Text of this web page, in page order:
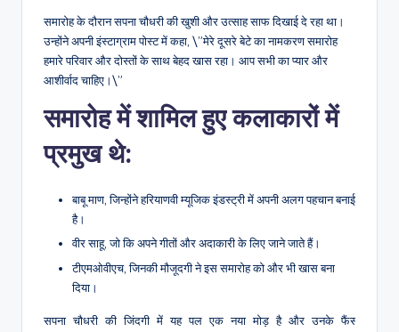
समारोह के दौरान सपना चौधरी की खुशी और उत्साह साफ दिखाई दे रहा था।
उन्होंने अपनी इंस्टाग्राम पोस्ट में कहा, \”मेरे दूसरे बेटे का नामकरण समारोह
हमारे परिवार और दोस्तों के साथ बेहद खास रहा। आप सभी का प्यार और
आशीर्वाद चाहिए।\”
समारोह में शामिल हुए कलाकारों में
प्रमुख थे:
बाबू माण, जिन्होंने हरियाणवी म्यूजिक इंडस्ट्री में अपनी अलग पहचान बनाई
है।
वीर साहू, जो कि अपने गीतों और अदाकारी के लिए जाने जाते हैं।
टीएमओवीएच, जिनकी मौजूदगी ने इस समारोह को और भी खास बना
दिया।
सपना चौधरी की जिंदगी में यह पल एक नया मोड़ है और उनके फैंस के